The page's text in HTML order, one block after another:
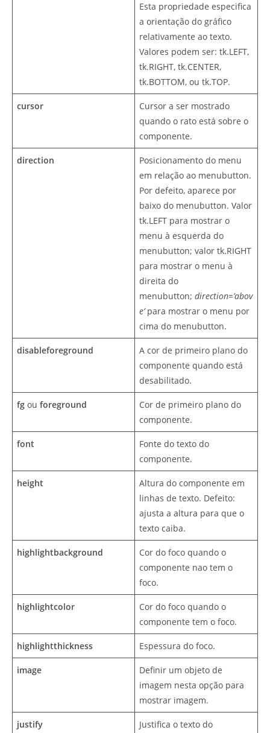
Esta propriedade especifica
a orientação do gráfico
relativamente ao texto.
Valores podem ser: tk.LEFT,
tk.RIGHT, tk.CENTER,
tk.BOTTOM, ou tk.TOP.
cursor
Cursor a ser mostrado
quando o rato está sobre o
componente.
direction
Posicionamento do menu
em relação ao menubutton.
Por defeito, aparece por
baixo do menubutton. Valor
tk.LEFT para mostrar o
menu à esquerda do
menubutton; valor tk.RIGHT
para mostrar o menu à
direita do
menubutton; direction=’abov
e’para mostrar o menu por
cima do menubutton.
disableforeground
A cor de primeiro plano do
componente quando está
desabilitado.
fg ou foreground
Cor de primeiro plano do
componente.
font
Fonte do texto do
componente.
height
Altura do componente em
linhas de texto. Defeito:
ajusta a altura para que o
texto caiba.
highlightbackground
Cor do foco quando o
componente nao tem o
foco.
highlightcolor
Cor do foco quando o
componente tem o foco.
highlightthickness Espessura do foco.
image
Definir um objeto de
imagem nesta opção para
mostrar imagem.
justify
Justifica o texto do